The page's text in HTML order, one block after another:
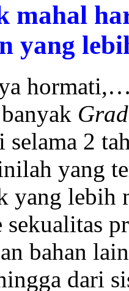
mahal
yang
selama 2
yang
yang lebih
sekualitas
bahan
dari